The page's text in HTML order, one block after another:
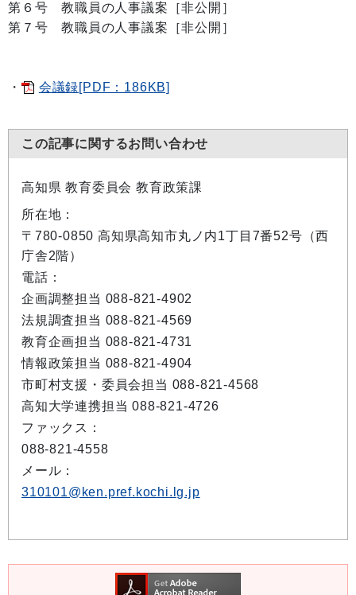
第６号 教職員の人事議案［非公開］
第７号 教職員の人事議案［非公開］
・ 会議録[PDF：186KB]
この記事に関するお問い合わせ
高知県 教育委員会 教育政策課
所在地：
〒780-0850 高知県高知市丸ノ内1丁目7番52号（西
庁舎2階）
電話：
企画調整担当 088-821-4902
法規調査担当 088-821-4569
教育企画担当 088-821-4731
情報政策担当 088-821-4904
市町村支援・委員会担当 088-821-4568
高知大学連携担当 088-821-4726
ファックス：
088-821-4558
メール：
310101@ken.pref.kochi.lg.jp